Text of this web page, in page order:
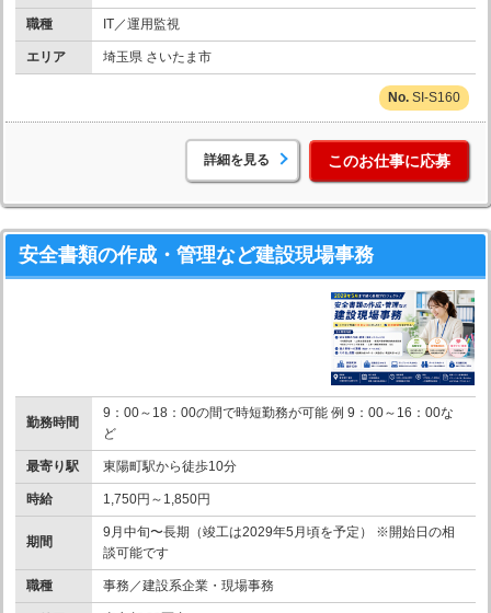
職種 IT／運用監視
エリア 埼玉県 さいたま市
SI-S160
詳細を見る このお仕事に応募
安全書類の作成・管理など建設現場事務
勤務時間
9：00～18：00の間で時短勤務が可能 例 9：00～16：00な
ど
最寄り駅 東陽町駅から徒歩10分
時給 1,750円～1,850円
期間
9月中旬〜長期（竣工は2029年5月頃を予定） ※開始日の相
談可能です
職種 事務／建設系企業・現場事務